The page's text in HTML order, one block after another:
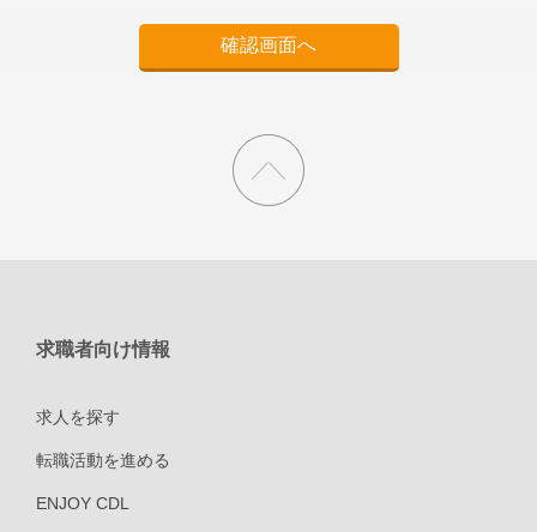
求職者向け情報
求人を探す
転職活動を進める
ENJOY CDL